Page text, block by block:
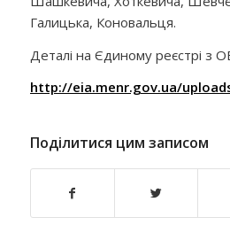
Галицька, Коновальця.
Деталі на Єдиному реєстрі з
http://eia.menr.gov.ua/
Поділитися цим записом